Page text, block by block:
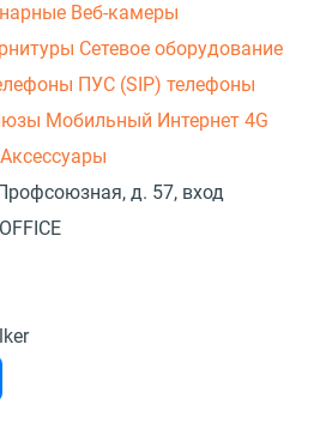
Веб-камеры
Сетевое оборудование
ПУС (SIP) телефоны
Мобильный Интернет 4G
Аксессуары
д. 57, вход